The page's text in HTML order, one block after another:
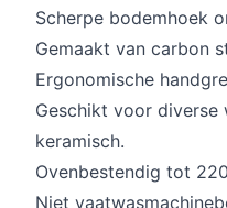
Scherpe bodemhoek
Gemaakt van carbon
Ergonomische
Geschikt voor diverse
keramisch.
Ovenbestendig tot
Niet